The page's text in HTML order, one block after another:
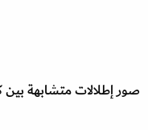
صور إطلالات متشابهة بين